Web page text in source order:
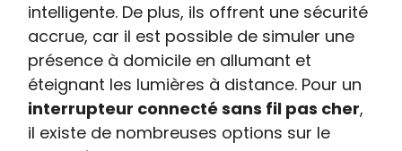
intelligente. De plus, ils offrent une sécurité
accrue, car il est possible de simuler une
présence à domicile en allumant et
éteignant les lumières à distance. Pour un
interrupteur connecté sans fil pas cher,
il existe de nombreuses options sur le